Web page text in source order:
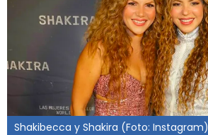
Shakibecca y Shakira (Foto: Instagram)